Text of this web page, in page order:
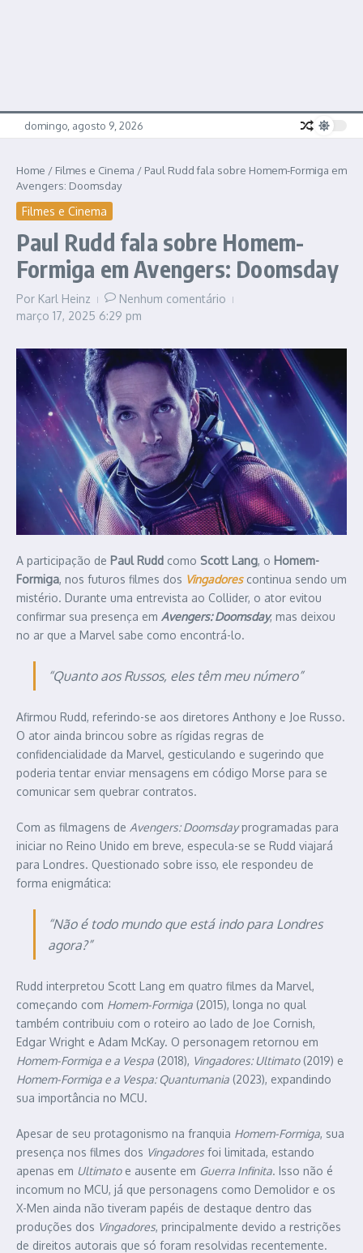
domingo, agosto 9, 2026
Home / Filmes e Cinema / Paul Rudd fala sobre Homem-Formiga em
Avengers: Doomsday
Filmes e Cinema
Paul Rudd fala sobre Homem-
Formiga em Avengers: Doomsday
Por Karl Heinz
Nenhum comentário
março 17, 2025 6:29 pm
A participação de Paul Rudd como Scott Lang, o Homem-
Formiga, nos futuros filmes dos Vingadores continua sendo um
mistério. Durante uma entrevista ao Collider, o ator evitou
confirmar sua presença em Avengers: Doomsday, mas deixou
no ar que a Marvel sabe como encontrá-lo.
“Quanto aos Russos, eles têm meu número”
Afirmou Rudd, referindo-se aos diretores Anthony e Joe Russo.
O ator ainda brincou sobre as rígidas regras de
confidencialidade da Marvel, gesticulando e sugerindo que
poderia tentar enviar mensagens em código Morse para se
comunicar sem quebrar contratos.
Com as filmagens de Avengers: Doomsdayprogramadas para
iniciar no Reino Unido em breve, especula-se se Rudd viajará
para Londres. Questionado sobre isso, ele respondeu de
forma enigmática:
“Não é todo mundo que está indo para Londres
agora?”
Rudd interpretou Scott Lang em quatro filmes da Marvel,
começando com Homem-Formiga (2015), longa no qual
também contribuiu com o roteiro ao lado de Joe Cornish,
Edgar Wright e Adam McKay. O personagem retornou em
Homem-Formiga e a Vespa (2018), Vingadores: Ultimato(2019) e
Homem-Formiga e a Vespa: Quantumania (2023), expandindo
sua importância no MCU.
Apesar de seu protagonismo na franquia Homem-Formiga, sua
presença nos filmes dos Vingadores foi limitada, estando
apenas em Ultimatoe ausente em Guerra Infinita. Isso não é
incomum no MCU, já que personagens como Demolidor e os
X-Men ainda não tiveram papéis de destaque dentro das
produções dos Vingadores, principalmente devido a restrições
de direitos autorais que só foram resolvidas recentemente.